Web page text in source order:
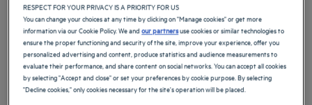
Emiraten hun glorie. U zult de ideale locatie waarderen, die u in staat stelt om
toeristische locaties, zakelijke centra, artistieke en culturele schatten snel te
bereiken tijdens uw gezinsvakantie of zakenreis.
Onze locaties in Verenigde
RESPECT FOR YOUR PRIVACY IS A PRIORITY FOR US
You can change your choices at any time by clicking on "Manage cookies" or get more
information via our Cookie Policy. We andour partnersuse cookies or similar technologies to
ensure the proper functioning and security of the site, improve your experience, offer you
personalized advertising and content, produce statistics and audience measurements to
evaluate their performance, and share content on social networks. You can accept all cookies
by selecting "Accept and close" or set your preferences by cookie purpose. By selecting
"Decline cookies," only cookies necessary for the site's operation will be placed.